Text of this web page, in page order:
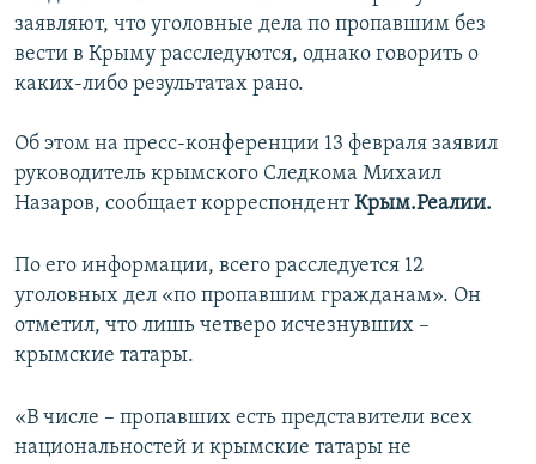
ТЕЛЕПРОЕКТ КРЫМ.РЕАЛИИ
СОВЕТЫ ПРАВОЗАЩИТНИКОВ
ПРОПАВШИЕ БЕЗ ВЕСТИ
ПОБЕДИТЕЛЕЙ НЕ СУДЯТ?
КРЫМ.НЕПОКОРЕННЫЙ
УКРАИНСКАЯ ПРОБЛЕМА КРЫМА
Українською
Qırımtatar
ПРИСОЕДИНЯЙТЕСЬ!
Все сайты RFE/RL
заявляют, что уголовные дела по пропавшим без
вести в Крыму расследуются, однако говорить о
каких-либо результатах рано.
Об этом на пресс-конференции 13 февраля заявил
руководитель крымского Следкома Михаил
Назаров, сообщает корреспондентКрым.Реалии.
По его информации, всего расследуется 12
уголовных дел «по пропавшим гражданам». Он
отметил, что лишь четверо исчезнувших –
крымские татары.
«В числе – пропавших есть представители всех
национальностей и крымские татары не